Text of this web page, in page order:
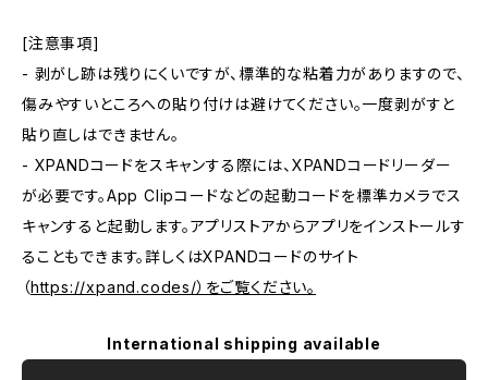
[注意事項]
- 剥がし跡は残りにくいですが、標準的な粘着力がありますので、
傷みやすいところへの貼り付けは避けてください。一度剥がすと
貼り直しはできません。
- XPANDコードをスキャンする際には、XPANDコードリーダー
が必要です。App Clipコードなどの起動コードを標準カメラでス
キャンすると起動します。アプリストアからアプリをインストールす
ることもできます。詳しくはXPANDコードのサイト
（https://xpand.codes/）をご覧ください。
International shipping available